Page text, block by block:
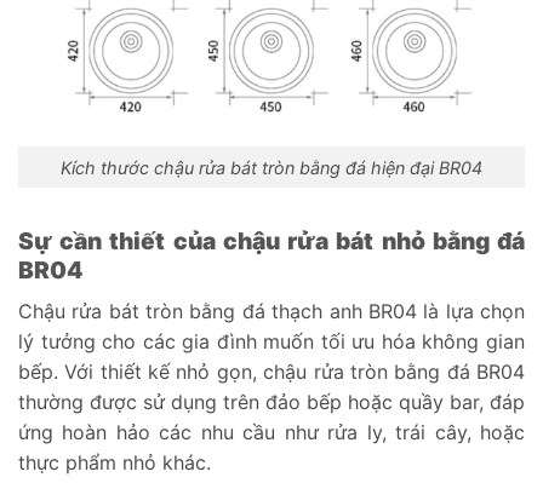
Kích thước chậu rửa bát tròn bằng đá hiện đại BR04
Sự cần thiết của chậu rửa bát nhỏ bằng đá
BR04
Chậu rửa bát tròn bằng đá thạch anh BR04 là lựa chọn
lý tưởng cho các gia đình muốn tối ưu hóa không gian
bếp. Với thiết kế nhỏ gọn, chậu rửa tròn bằng đá BR04
thường được sử dụng trên đảo bếp hoặc quầy bar, đáp
ứng hoàn hảo các nhu cầu như rửa ly, trái cây, hoặc
thực phẩm nhỏ khác.